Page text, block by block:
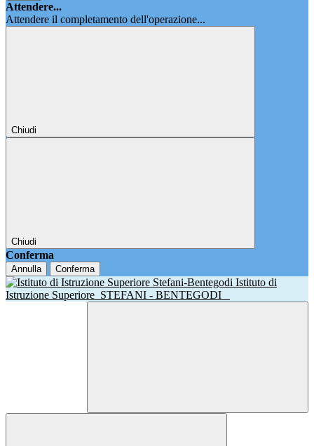
Attendere...
Attendere il completamento dell'operazione...
Chiudi
Chiudi
Conferma
Annulla Conferma
Istituto di
Istruzione Superiore STEFANI - BENTEGODI